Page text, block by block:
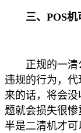
三、POS机
正规的一清公
违规的行为，
来的话，将会没
题就会损失很
半是二清机才